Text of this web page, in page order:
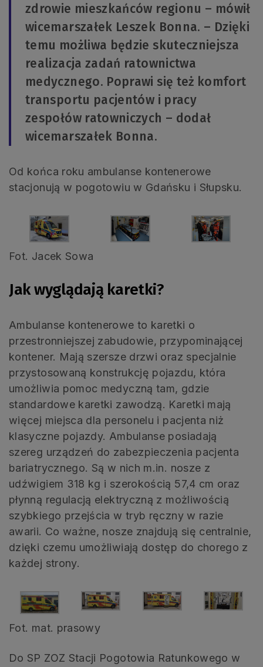
zdrowie mieszkańców regionu – mówił
wicemarszałek Leszek Bonna. – Dzięki
temu możliwa będzie skuteczniejsza
realizacja zadań ratownictwa
medycznego. Poprawi się też komfort
transportu pacjentów i pracy
zespołów ratowniczych – dodał
wicemarszałek Bonna.
Od końca roku ambulanse kontenerowe
stacjonują w pogotowiu w Gdańsku i Słupsku.
Fot. Jacek Sowa
Jak wyglądają karetki?
Ambulanse kontenerowe to karetki o
przestronniejszej zabudowie, przypominającej
kontener. Mają szersze drzwi oraz specjalnie
przystosowaną konstrukcję pojazdu, która
umożliwia pomoc medyczną tam, gdzie
standardowe karetki zawodzą. Karetki mają
więcej miejsca dla personelu i pacjenta niż
klasyczne pojazdy. Ambulanse posiadają
szereg urządzeń do zabezpieczenia pacjenta
bariatrycznego. Są w nich m.in. nosze z
udźwigiem 318 kg i szerokością 57,4 cm oraz
płynną regulacją elektryczną z możliwością
szybkiego przejścia w tryb ręczny w razie
awarii. Co ważne, nosze znajdują się centralnie,
dzięki czemu umożliwiają dostęp do chorego z
każdej strony.
Fot. mat. prasowy
Do SP ZOZ Stacji Pogotowia Ratunkowego w